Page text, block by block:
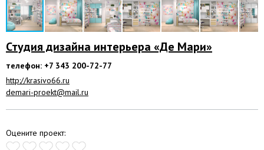
Студия дизайна интерьера «Де Мари»
телефон: +7 343 200-72-77
http://krasivo66.ru
demari-proekt@mail.ru
Оцените проект: